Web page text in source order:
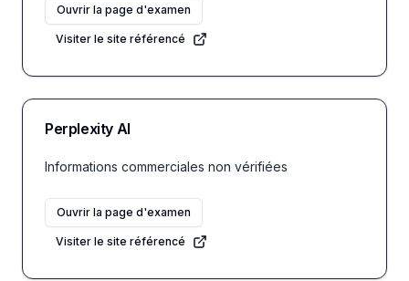
Ouvrir la page d'examen
Visiter le site référencé
Perplexity AI
Informations commerciales non vérifiées
Ouvrir la page d'examen
Visiter le site référencé